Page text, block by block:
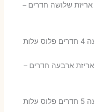
ש"ח שירותי אריזת שלושה חדרים –
כמה תעלה הובלה דירה במשמר השבעה 4 חדרים פלוס עלות
ש"ח שירותי אריזת ארבעה חדרים –
כמה תעלה הובלה דירה במשמר השבעה 5 חדרים פלוס עלות